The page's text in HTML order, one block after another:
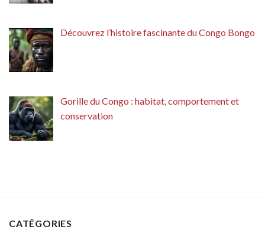
Découvrez l’histoire fascinante du Congo Bongo
Gorille du Congo : habitat, comportement et
conservation
CATÉGORIES